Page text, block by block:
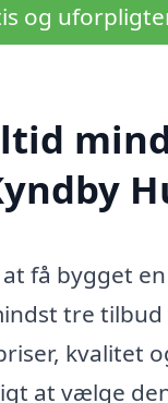
og
få bygget
tre
kvalitet
at vælge